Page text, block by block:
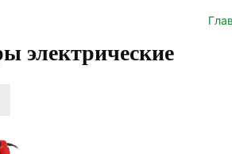
электрические